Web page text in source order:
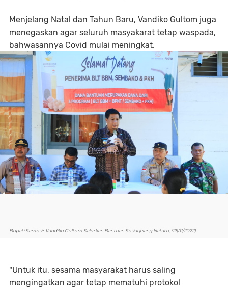
Menjelang Natal dan Tahun Baru, Vandiko Gultom juga
menegaskan agar seluruh masyakarat tetap waspada,
bahwasannya Covid mulai meningkat.
Bupati Samosir Vandiko Gultom Salurkan Bantuan Sosial jelang Nataru, (25/11/2022)
"Untuk itu, sesama masyarakat harus saling
mengingatkan agar tetap mematuhi protokol